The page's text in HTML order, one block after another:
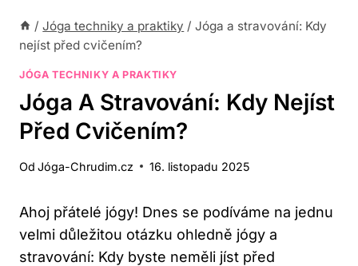
/ Jóga techniky a praktiky / Jóga a stravování: Kdy
nejíst před cvičením?
JÓGA TECHNIKY A PRAKTIKY
Jóga A Stravování: Kdy Nejíst
Před Cvičením?
Od Jóga-Chrudim.cz 16. listopadu 2025
Ahoj přátelé jógy! Dnes se‌ podíváme ⁢na jednu
velmi důležitou otázku ohledně ‌jógy a‌
stravování: Kdy‍ byste neměli jíst ⁣před